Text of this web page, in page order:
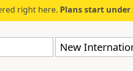
right here. Plans start
New